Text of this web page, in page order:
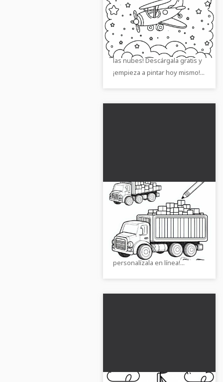
sobre las nubes –
Imagen para colorear
gratis
¡Experimenta la diversión con
nuestra imagen para colorear
de un avión de juguete sobre
las nubes! Descárgala gratis y
¡empieza a pintar hoy mismo!...
Camión de juguete
carga bloques en la
plataforma - Plantilla
para colorear gratuita
Pinta el camión de juguete con
bloques. ¡Descarga la plantilla
de forma gratuita y
personalízala en línea!...